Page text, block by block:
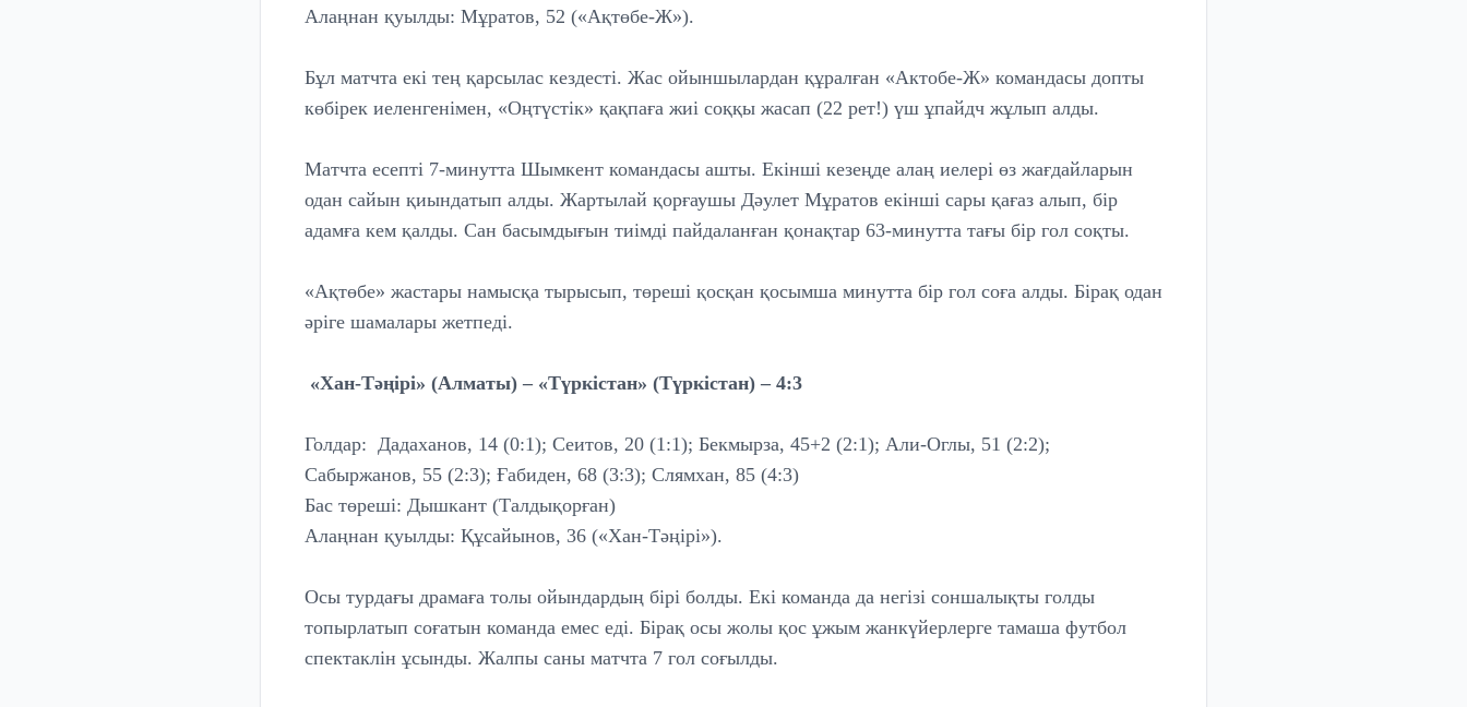
Алаңнан қуылды: Мұратов, 52 («Ақтөбе-Ж»).
Бұл матчта екі тең қарсылас кездесті. Жас ойыншылардан құралған «Актобе-Ж» командасы допты
көбірек иеленгенімен, «Оңтүстік» қақпаға жиі соққы жасап (22 рет!) үш ұпайдч жұлып алды.
Матчта есепті 7-минутта Шымкент командасы ашты. Екінші кезеңде алаң иелері өз жағдайларын
одан сайын қиындатып алды. Жартылай қорғаушы Дәулет Мұратов екінші сары қағаз алып, бір
адамға кем қалды. Сан басымдығын тиімді пайдаланған қонақтар 63-минутта тағы бір гол соқты.
«Ақтөбе» жастары намысқа тырысып, төреші қосқан қосымша минутта бір гол соға алды. Бірақ одан
әріге шамалары жетпеді.
«Хан-Тәңірі» (Алматы) – «Түркістан» (Түркістан) – 4:3
Голдар: Дадаханов, 14 (0:1); Сеитов, 20 (1:1); Бекмырза, 45+2 (2:1); Али-Оглы, 51 (2:2);
Сабыржанов, 55 (2:3); Ғабиден, 68 (3:3); Слямхан, 85 (4:3)
Бас төреші: Дышкант (Талдықорған)
Алаңнан қуылды: Құсайынов, 36 («Хан-Тәңірі»).
Осы турдағы драмаға толы ойындардың бірі болды. Екі команда да негізі соншалықты голды
топырлатып соғатын команда емес еді. Бірақ осы жолы қос ұжым жанкүйерлерге тамаша футбол
спектаклін ұсынды. Жалпы саны матчта 7 гол соғылды.